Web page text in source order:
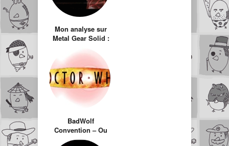
Mon analyse sur
Metal Gear Solid :
BadWolf
Convention – Ou
comment Doctor